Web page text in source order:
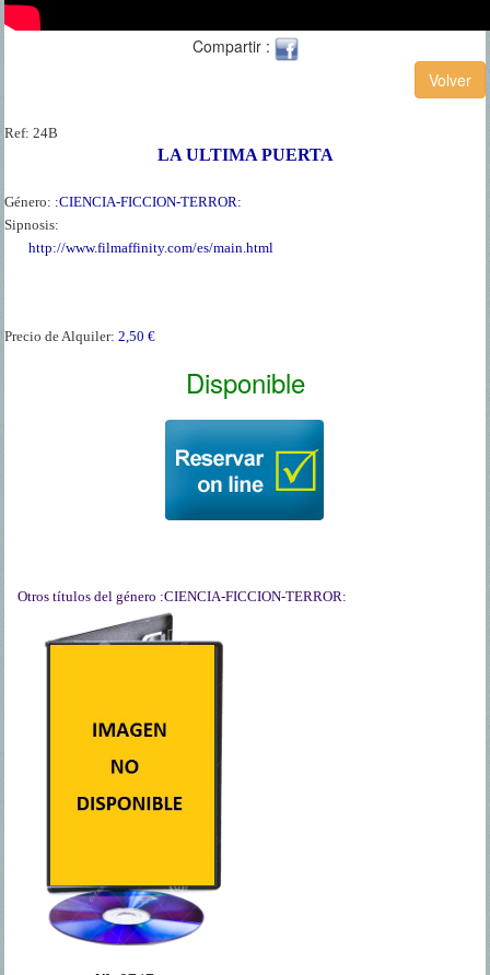
Compartir :
Ref:24B
LA ULTIMA PUERTA
Género: :CIENCIA-FICCION-TERROR:
Sipnosis:
http://www.filmaffinity.com/es/main.html
Precio de Alquiler:2,50 €
Disponible
Otros títulos del género :CIENCIA-FICCION-TERROR:
Una historia original sobre
Empalador, el príncipe
rumano en el que se
inspiró Bram Stoker para
escribir su célebre novela